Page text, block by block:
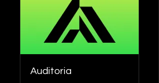
Auditoria